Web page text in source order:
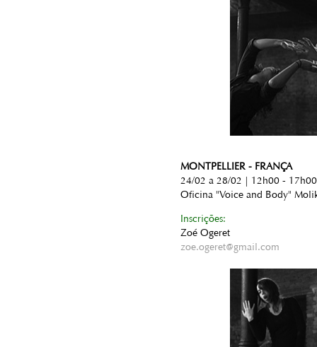
MONTPELLIER - FRANÇA
24/02 a 28/02 | 12h00 - 17h00
Oficina "Voice and Body"
Inscrições:
Zoé Ogeret
zoe.ogeret@gmail.com